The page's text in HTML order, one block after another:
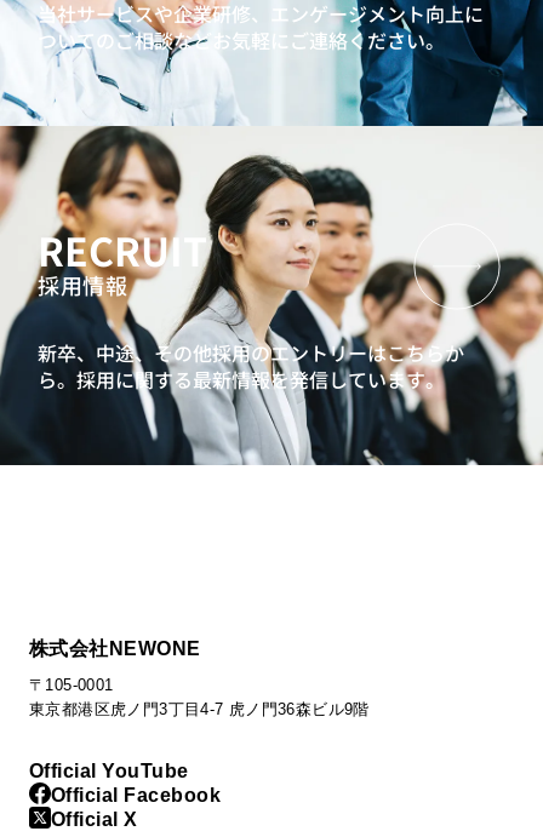
当社サービスや企業研修、エンゲージメント向上に
ついてのご相談などお気軽にご連絡ください。
RECRUIT
採用情報
新卒、中途、その他採用のエントリーはこちらか
ら。採用に関する最新情報を発信しています。
株式会社NEWONE
〒105-0001
東京都港区虎ノ門3丁目4-7 虎ノ門36森ビル9階
Official YouTube
Official Facebook
Official X